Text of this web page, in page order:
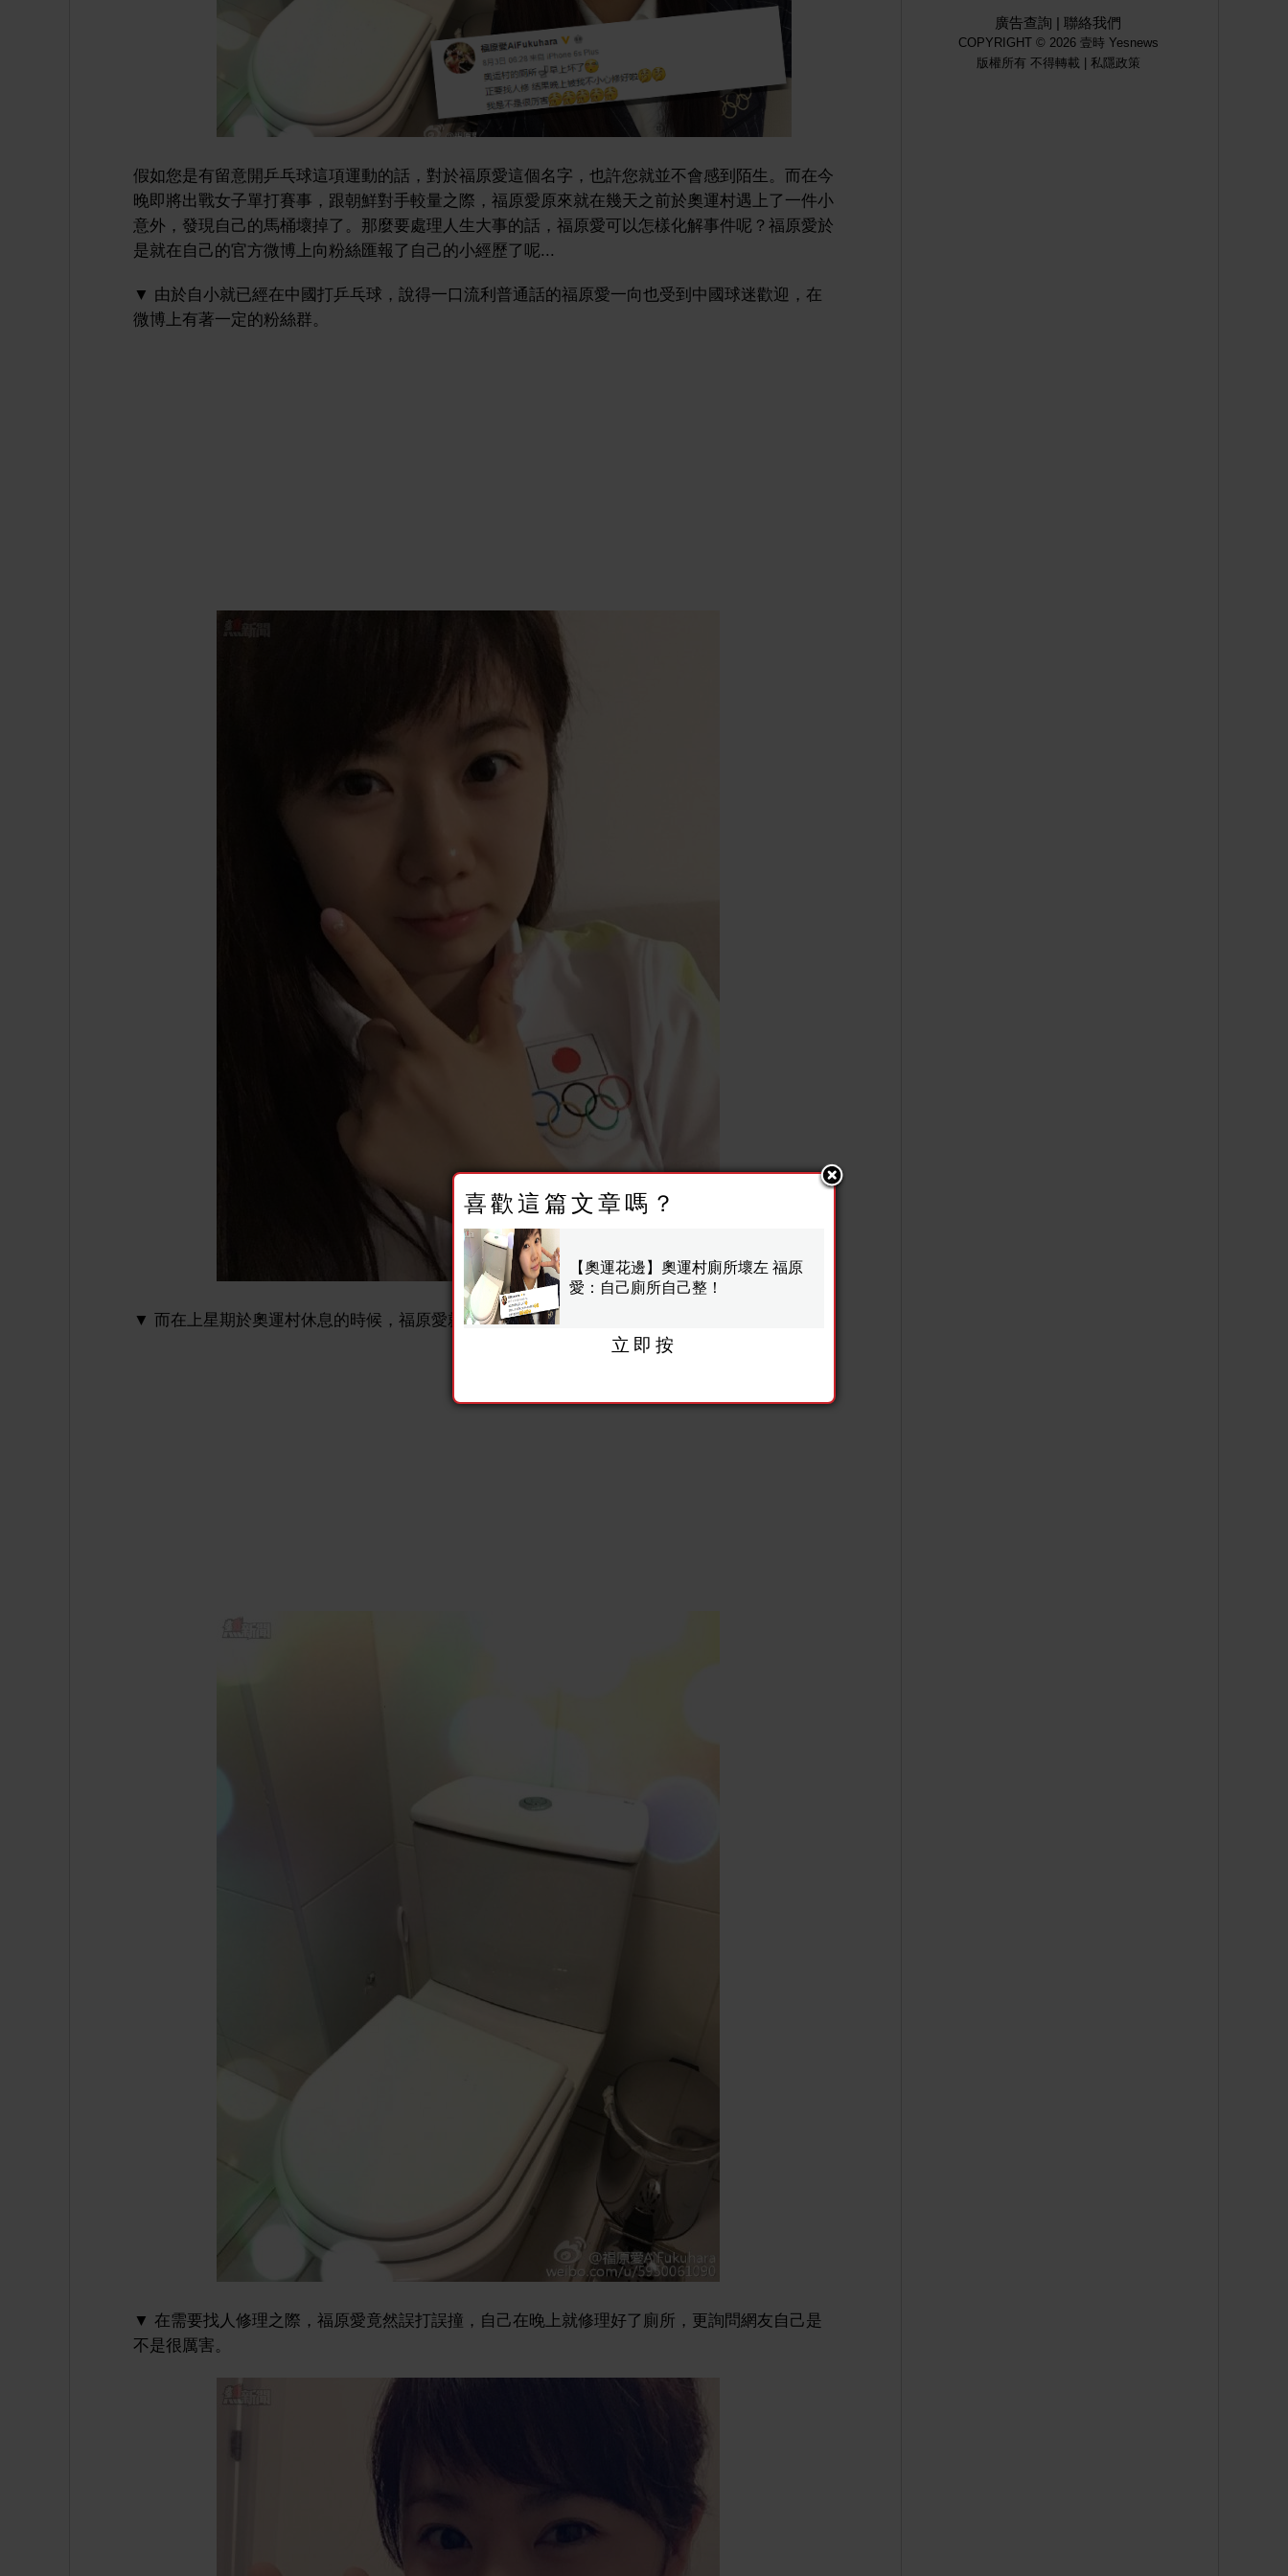
假如您是有留意開乒乓球這項運動的話，對於福原愛這個名字，也許您就並不會感到陌生。而在今
晚即將出戰女子單打賽事，跟朝鮮對手較量之際，福原愛原來就在幾天之前於奧運村遇上了一件小
意外，發現自己的馬桶壞掉了。那麼要處理人生大事的話，福原愛可以怎樣化解事件呢？福原愛於
是就在自己的官方微博上向粉絲匯報了自己的小經歷了呢...
▼ 由於自小就已經在中國打乒乓球，說得一口流利普通話的福原愛一向也受到中國球迷歡迎，在
微博上有著一定的粉絲群。
▼ 而在上星期於奧運村休息的時候，福原愛就在早上發現了自己的廁所壞掉了....
▼ 在需要找人修理之際，福原愛竟然誤打誤撞，自己在晚上就修理好了廁所，更詢問網友自己是
不是很厲害。
廣告查詢 | 聯絡我們
COPYRIGHT © 2026 壹時 Yesnews
版權所有 不得轉載 | 私隱政策
喜歡這篇文章嗎？
【奧運花邊】奧運村廁所壞左 福原
愛：自己廁所自己整！
立即按